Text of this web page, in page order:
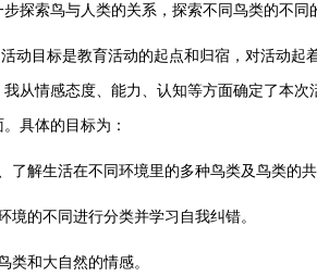
探索鸟与人类的关系，探索不同鸟类的不同
目标是教育活动的起点和归宿，对活动起
从情感态度、能力、认知等方面确定了本
具体的目标为：
解生活在不同环境里的多种鸟类及鸟类的共
的不同进行分类并学习自我纠错。
和大自然的情感。